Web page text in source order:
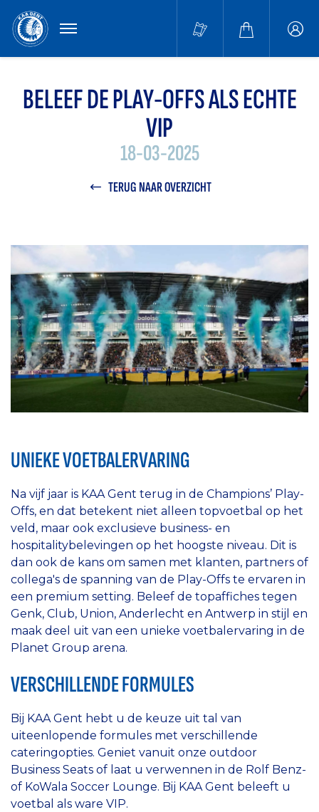
MENU
BELEEF DE PLAY-OFFS ALS ECHTE
VIP
18-03-2025
TERUG NAAR OVERZICHT
UNIEKE VOETBALERVARING
Na vijf jaar is KAA Gent terug in de Champions’ Play-
Offs, en dat betekent niet alleen topvoetbal op het
veld, maar ook exclusieve business- en
hospitalitybelevingen op het hoogste niveau. Dit is
dan ook de kans om samen met klanten, partners of
collega's de spanning van de Play-Offs te ervaren in
een premium setting. Beleef de topaffiches tegen
Genk, Club, Union, Anderlecht en Antwerp in stijl en
maak deel uit van een unieke voetbalervaring in de
Planet Group arena.
VERSCHILLENDE FORMULES
Bij KAA Gent hebt u de keuze uit tal van
uiteenlopende formules met verschillende
cateringopties. Geniet vanuit onze outdoor
Business Seats of laat u verwennen in de Rolf Benz-
of KoWala Soccer Lounge. Bij KAA Gent beleeft u
voetbal als ware VIP.